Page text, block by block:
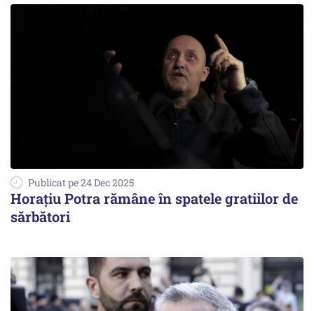
Publicat pe 24 Dec 2025
Horațiu Potra rămâne în spatele gratiilor de
sărbători